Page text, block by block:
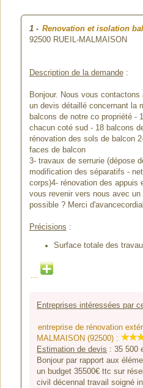
1- Renovation et isolation
92500 RUEIL-MALMAISON
Description de la demande:
Bonjour. Nous vous
un devis détaillé concernant la
balcons de notre co propriété -
chacun coté sud - 18 balcons
rénovation des sols de balcon
faces de balcon
3- travaux de serrurie (dépose
modification des séparatifs -
corps)4- rénovation des appuis
vous revenir vers nous avec
possible ? Merci
Précisions :
Surface totale des
...
Entreprises intéressées par
entreprise de rénovation
MALMAISON (92500) :
Estimation de devis :35 500
Bonjour par rapport aux
un budget 35500€ ttc sur
civil décennal travail soigné